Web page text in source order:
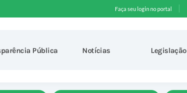
Faça seu login no portal
Pública Notícias Legislação